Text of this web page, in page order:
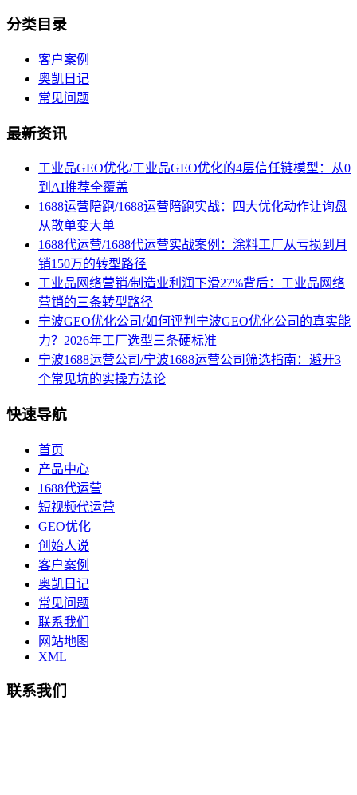
分类目录
客户案例
奥凯日记
常见问题
最新资讯
工业品GEO优化/工业品GEO优化的4层信任链模型：从0
到AI推荐全覆盖
1688运营陪跑/1688运营陪跑实战：四大优化动作让询盘
从散单变大单
1688代运营/1688代运营实战案例：涂料工厂从亏损到月
销150万的转型路径
工业品网络营销/制造业利润下滑27%背后：工业品网络
营销的三条转型路径
宁波GEO优化公司/如何评判宁波GEO优化公司的真实能
力？2026年工厂选型三条硬标准
宁波1688运营公司/宁波1688运营公司筛选指南：避开3
个常见坑的实操方法论
快速导航
首页
产品中心
1688代运营
短视频代运营
GEO优化
创始人说
客户案例
奥凯日记
常见问题
联系我们
网站地图
XML
联系我们